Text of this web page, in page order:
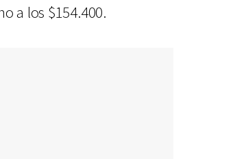
a los $154.400.